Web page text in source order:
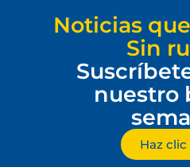
Noticias
Sin
nuestro
Haz